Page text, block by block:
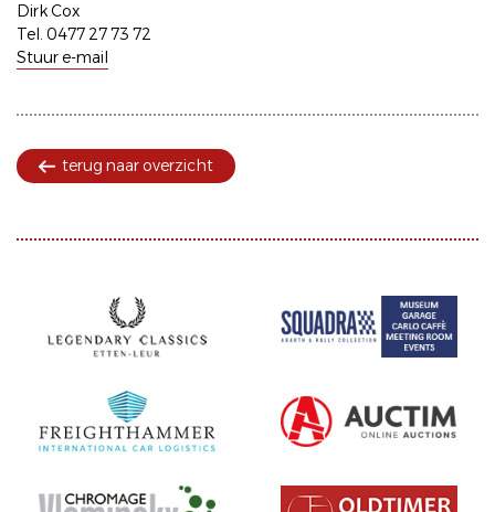
Dirk Cox
Tel. 0477 27 73 72
Stuur e-mail
terug naar overzicht